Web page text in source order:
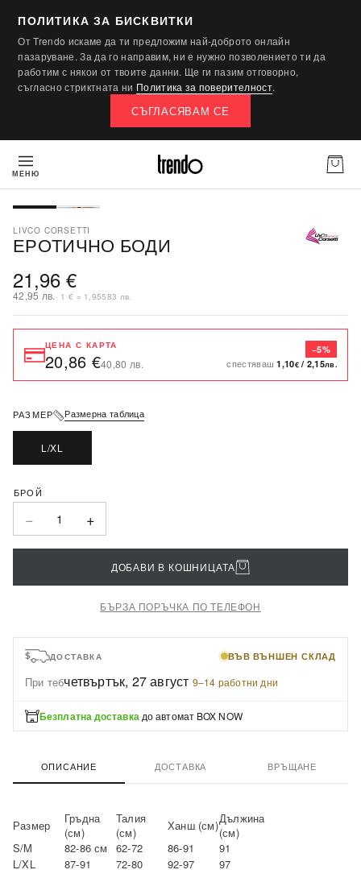
ПОЛИТИКА ЗА БИСКВИТКИ
От Trendo искаме да ти предложим най-доброто онлайн
пазаруване. За да го направим, ни е нужно позволението ти да
работим с някои от твоите данни. Ще ги пазим отговорно,
съгласно стриктната ни Политика за поверителност.
СЪГЛАСЯВАМ СЕ
МЕНЮ
LIVCO CORSETTI
ЕРОТИЧНО БОДИ
21,96 €
42,95 лв. · 1 € = 1,95583 лв.
ЦЕНА С КАРТА
20,86 €40,80 лв.
−5%
спестяваш1,10€/ 2,15лв.
РАЗМЕР Размерна таблица
L/XL
− 1 +
ДОБАВИ В КОШНИЦАТА
БЪРЗА ПОРЪЧКА ПО ТЕЛЕФОН
ДОСТАВКА ВЪВ ВЪНШЕН СКЛАД
При тебчетвъртък, 27 август·9–14 работни дни
Безплатна доставка до автомат BOX NOW
ОПИСАНИЕ ДОСТАВКА ВРЪЩАНЕ
Размер
Гръдна
(см)
Талия
(см)
Ханш (см)Дължина
(см)
S/M
82-86 см 62-72 86-91
91
L/XL
87-91 72-80 92-97 97